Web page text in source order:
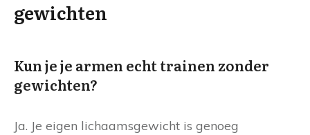
gewichten
Kun je je armen echt trainen zonder
gewichten?
Ja. Je eigen lichaamsgewicht is genoeg